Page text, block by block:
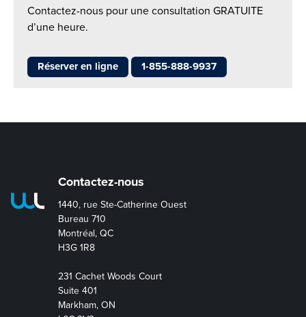
Contactez-nous pour une consultation GRATUITE
d’une heure.
Réserver en ligne 1-855-888-9937
Contactez-nous
1440, rue Ste-Catherine Ouest
Bureau 710
Montréal, QC
H3G 1R8
231 Cachet Woods Court
Suite 401
Markham, ON